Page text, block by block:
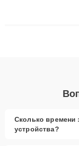
технику с
Сколько времени
устройства?